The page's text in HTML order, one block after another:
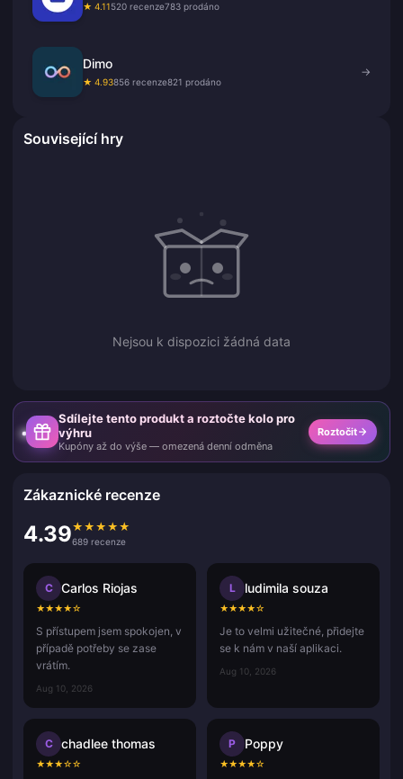
★ 4.11520 recenze783 prodáno
Dimo
★ 4.93856 recenze821 prodáno
→
Související hry
Nejsou k dispozici žádná data
Sdílejte tento produkt a roztočte kolo pro
výhru
Kupóny až do výše — omezená denní odměna
Roztočit
Zákaznické recenze
4.39★ ★ ★ ★ ★
689 recenze
C Carlos Riojas
★★★★☆
S přístupem jsem spokojen, v
případě potřeby se zase
vrátím.
Aug 10, 2026
L ludimila souza
★★★★☆
Je to velmi užitečné, přidejte
se k nám v naší aplikaci.
Aug 10, 2026
C chadlee thomas
★★★☆☆
P Poppy
★★★★☆